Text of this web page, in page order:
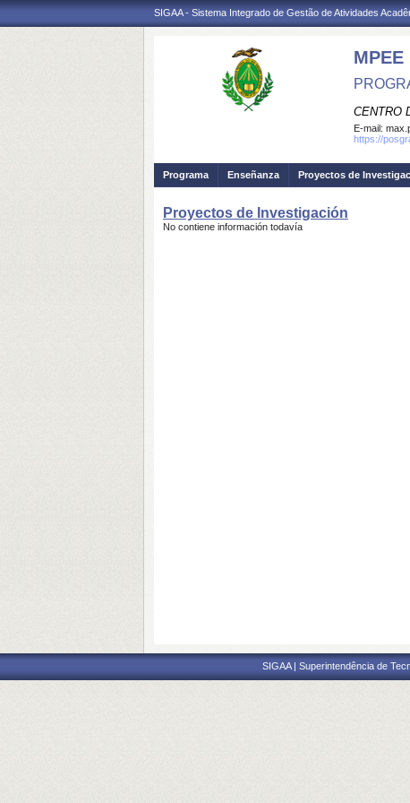
SIGAA - Sistema Integrado de Gestão de Atividades
MPEE
CENTRO
E-mail:
https://
Programa Enseñanza Proyectos de
Proyectos de Investigación
No contiene información todavía
SIGAA | Superintendência de